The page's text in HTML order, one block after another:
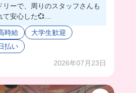
リーで、周りのスタッフさんも
て安心した💞
名になってて、旅行した地名
近感😂✨
ホッケでめちゃくちゃ美味しか
ぼれいくら丼食べれるんだって
りだから毎回楽しみすぎるね❣️
時給
大学生歓迎
払い
2026年07月23日